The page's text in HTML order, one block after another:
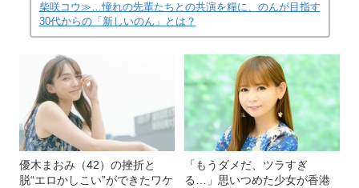
柴咲コウ≫…憧れの先輩たちとの共演を糧に、のんが目指す
30代からの「新しいのん」とは？
優木まおみ（42）の挫折と
脱“エロかしこい”ができたワケ
「もうダメだ、ツラすぎ
る…」思いつめた少女が香港